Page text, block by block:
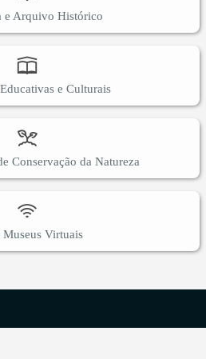
e Arquivo Histórico
e Culturais
Conservação da Natureza
Museus Virtuais